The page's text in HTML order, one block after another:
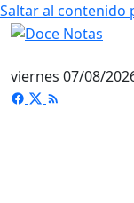
Saltar al contenido
viernes 07/08/